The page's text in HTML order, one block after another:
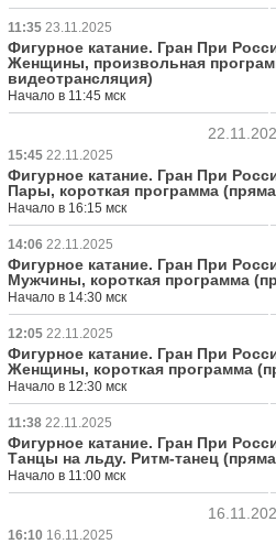
11:35 23.11.2025
Фигурное катание. Гран При
Женщины, произвольная
видеотрансляция)
Начало в 11:45 мск
15:45 22.11.2025
Фигурное катание. Гран При
Пары, короткая программа
Начало в 16:15 мск
14:06 22.11.2025
Фигурное катание. Гран При
Мужчины, короткая программа
Начало в 14:30 мск
12:05 22.11.2025
Фигурное катание. Гран При
Женщины, короткая программа
Начало в 12:30 мск
11:38 22.11.2025
Фигурное катание. Гран При
Танцы на льду. Ритм-танец
Начало в 11:00 мск
16:10 16.11.2025